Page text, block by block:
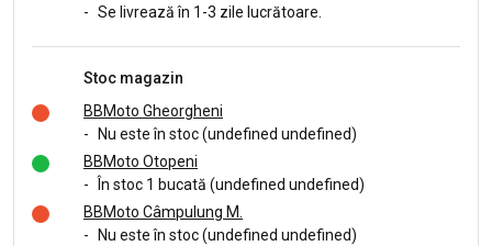
- Se livrează în 1-3 zile lucrătoare.
Stoc magazin
BBMoto Gheorgheni
-
Nu este în stoc (undefined undefined)
BBMoto Otopeni
-
În stoc 1 bucată (undefined undefined)
BBMoto Câmpulung M.
-
Nu este în stoc (undefined undefined)